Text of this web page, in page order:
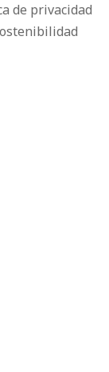
de privacidad